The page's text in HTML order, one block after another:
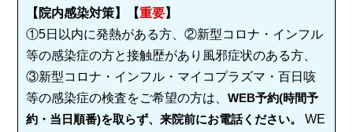
【院内感染対策】【重要】
①5日以内に発熱がある方、②新型コロナ・インフル
等の感染症の方と接触歴があり風邪症状のある方、
③新型コロナ・インフル・マイコプラズマ・百日咳
等の感染症の検査をご希望の方は、WEB予約(時間予
約・当日順番)を取らず、来院前にお電話ください。
WE